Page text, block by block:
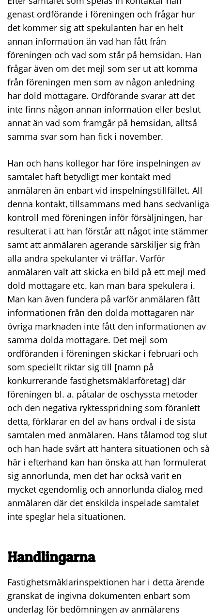
genast ordförande i föreningen och frågar hur
det kommer sig att spekulanten har en helt
annan information än vad han fått från
föreningen och vad som står på hemsidan. Han
frågar även om det mejl som ser ut att komma
från föreningen men som av någon anledning
har dold mottagare. Ordförande svarar att det
inte finns någon annan information eller beslut
annat än vad som framgår på hemsidan, alltså
samma svar som han fick i november.
Han och hans kollegor har före inspelningen av
samtalet haft betydligt mer kontakt med
anmälaren än enbart vid inspelningstillfället. All
denna kontakt, tillsammans med hans sedvanliga
kontroll med föreningen inför försäljningen, har
resulterat i att han förstår att något inte stämmer
samt att anmälaren agerande särskiljer sig från
alla andra spekulanter vi träffar. Varför
anmälaren valt att skicka en bild på ett mejl med
dold mottagare etc. kan man bara spekulera i.
Man kan även fundera på varför anmälaren fått
informationen från den dolda mottagaren när
övriga marknaden inte fått den informationen av
samma dolda mottagare. Det mejl som
ordföranden i föreningen skickar i februari och
som speciellt riktar sig till [namn på
konkurrerande fastighetsmäklarföretag] där
föreningen bl. a. påtalar de oschyssta metoder
och den negativa ryktesspridning som föranlett
detta, förklarar en del av hans ordval i de sista
samtalen med anmälaren. Hans tålamod tog slut
och han hade svårt att hantera situationen och så
här i efterhand kan han önska att han formulerat
sig annorlunda, men det har också varit en
mycket egendomlig och annorlunda dialog med
anmälaren där det enskilda inspelade samtalet
inte speglar hela situationen.
Handlingarna
Fastighetsmäklarinspektionen har i detta ärende
granskat de ingivna dokumenten enbart som
underlag för bedömningen av anmälarens